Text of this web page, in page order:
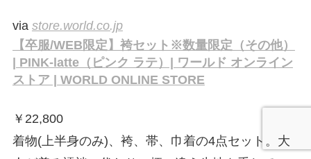
via store.world.co.jp
【卒服/WEB限定】袴セット※数量限定（その他）
| PINK-latte（ピンク ラテ）| ワールド オンライン
ストア | WORLD ONLINE STORE
￥ 22,800
着物(上半身のみ)、袴、帯、巾着の4点セット。大